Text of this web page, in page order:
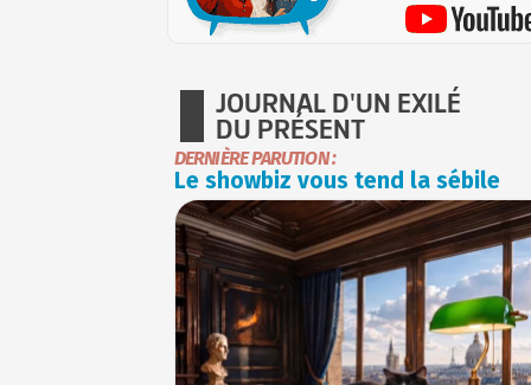
JOURNAL D'UN EXILÉ
DU PRÉSENT
DERNIÈRE PARUTION :
Le showbiz vous tend la sébile